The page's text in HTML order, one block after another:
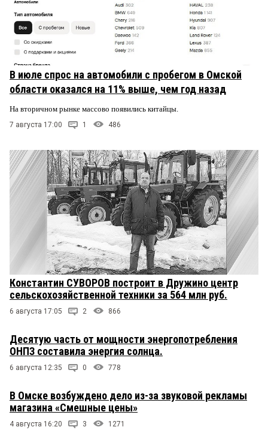
В июле спрос на автомобили с пробегом в Омской
области оказался на 11% выше, чем год назад
На вторичном рынке массово появились китайцы.
7 августа 17:00 1 486
Константин СУВОРОВ построит в Дружино центр
сельскохозяйственной техники за 564 млн руб.
6 августа 17:05 2 866
Десятую часть от мощности энергопотребления
ОНПЗ составила энергия солнца.
6 августа 12:35 0 778
В Омске возбуждено дело из-за звуковой рекламы
магазина «Смешные цены»
4 августа 16:20 3 1271